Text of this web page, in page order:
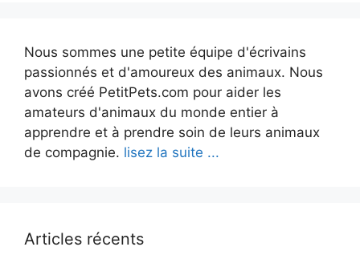
Nous sommes une petite équipe d'écrivains
passionnés et d'amoureux des animaux. Nous
avons créé PetitPets.com pour aider les
amateurs d'animaux du monde entier à
apprendre et à prendre soin de leurs animaux
de compagnie. lisez la suite ...
Articles récents